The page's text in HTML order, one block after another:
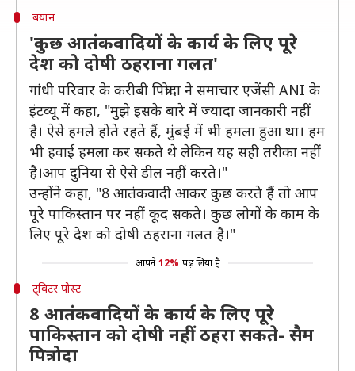
बयान
'कुछ आतंकवादियों के कार्य के लिए पूरे
देश को दोषी ठहराना गलत'
गांधी परिवार के करीबी पित्रोदा ने समाचार एजेंसी ANI के
इंटव्यू में कहा, "मुझे इसके बारे में ज्यादा जानकारी नहीं
है। ऐसे हमले होते रहते हैं, मुंबई में भी हमला हुआ था। हम
भी हवाई हमला कर सकते थे लेकिन यह सही तरीका नहीं
है।आप दुनिया से ऐसे डील नहीं करते।"
उन्होंने कहा, "8 आतंकवादी आकर कुछ करते हैं तो आप
पूरे पाकिस्तान पर नहीं कूद सकते। कुछ लोगों के काम के
लिए पूरे देश को दोषी ठहराना गलत है।"
आपने 12% पढ़ लिया है
ट्विटर पोस्ट
8 आतंकवादियों के कार्य के लिए पूरे
पाकिस्तान को दोषी नहीं ठहरा सकते- सैम
पित्रोदा